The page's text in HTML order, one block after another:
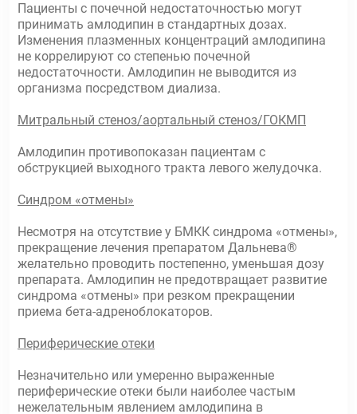
Пациенты с почечной недостаточностью могут
принимать амлодипин в стандартных дозах.
Изменения плазменных концентраций амлодипина
не коррелируют со степенью почечной
недостаточности. Амлодипин не выводится из
организма посредством диализа.
Митральный стеноз/аортальный стеноз/ГОКМП
Амлодипин противопоказан пациентам с
обструкцией выходного тракта левого желудочка.
Синдром «отмены»
Несмотря на отсутствие у БМКК синдрома «отмены»,
прекращение лечения препаратом Дальнева®
желательно проводить постепенно, уменьшая дозу
препарата. Амлодипин не предотвращает развитие
синдрома «отмены» при резком прекращении
приема бета-адреноблокаторов.
Периферические отеки
Незначительно или умеренно выраженные
периферические отеки были наиболее частым
нежелательным явлением амлодипина в